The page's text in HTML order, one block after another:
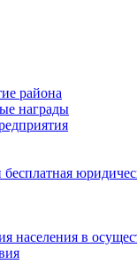
района
награды
населения в